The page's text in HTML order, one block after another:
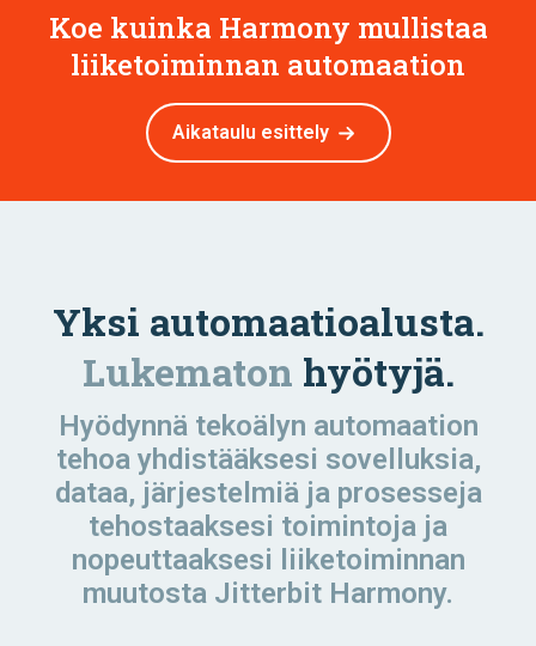
Koe kuinka Harmony mullistaa
liiketoiminnan automaation
Aikataulu esittely
Yksi automaatioalusta.
Lukematon hyötyjä.
Hyödynnä tekoälyn automaation
tehoa yhdistääksesi sovelluksia,
dataa, järjestelmiä ja prosesseja
tehostaaksesi toimintoja ja
nopeuttaaksesi liiketoiminnan
muutosta Jitterbit Harmony.